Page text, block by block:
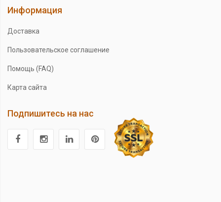
Информация
Доставка
Пользовательское соглашение
Помощь (FAQ)
Карта сайта
Подпишитесь на нас